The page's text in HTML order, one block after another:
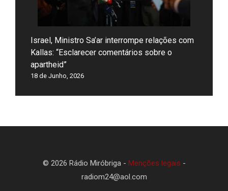
Israel, Ministro Sa’ar interrompe relações com
Kallas: “Esclarecer comentários sobre o
apartheid”
18 de Junho, 2026
© 2026 Rádio Miróbriga - Menções legais -
radiom24@aol.com